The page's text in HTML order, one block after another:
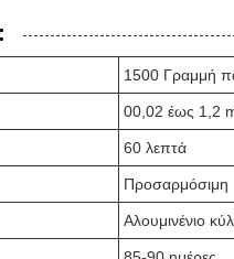
1500 Γραμμή
00,02 έως 1,2
60 λεπτά
Προσαρμόσιμη
Αλουμινένιο